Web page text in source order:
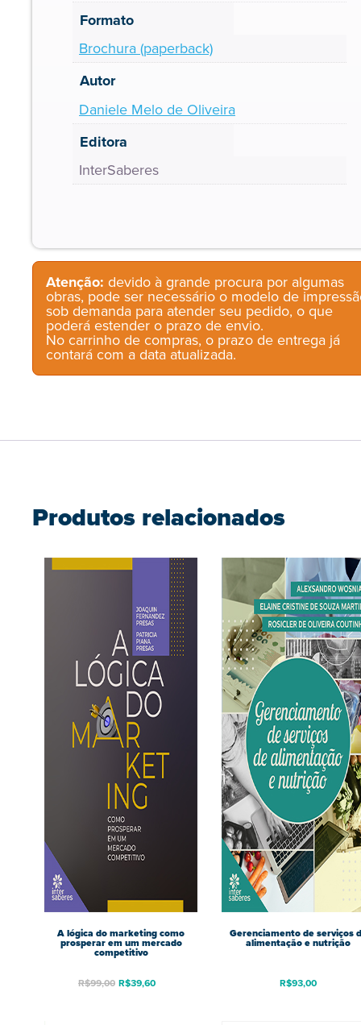
Formato
Brochura (paperback)
Autor
Daniele Melo de Oliveira
Editora
InterSaberes
Atenção: devido à grande procura por algumas
obras, pode ser necessário o modelo de
sob demanda para atender seu pedido, o que
poderá estender o prazo de envio.
No carrinho de compras, o prazo de entrega já
contará com a data atualizada.
Produtos relacionados
A lógica do marketing como
prosperar em um mercado
competitivo
R$99,00 R$39,60
Gerenciamento de serviços
alimentação e nutrição
R$93,00